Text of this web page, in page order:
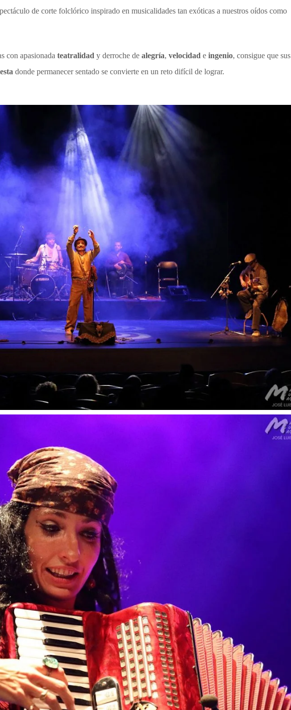
de corte folclórico inspirado en musicalidades tan exóticas a nuestros oídos como
con apasionadateatralidad y derroche dealegría,velocidad eingenio, consigue que sus
donde permanecer sentado se convierte en un reto difícil de lograr.